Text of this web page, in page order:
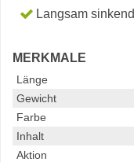
Langsam sinkend
MERKMALE
Länge
Gewicht
Farbe
Inhalt
Aktion